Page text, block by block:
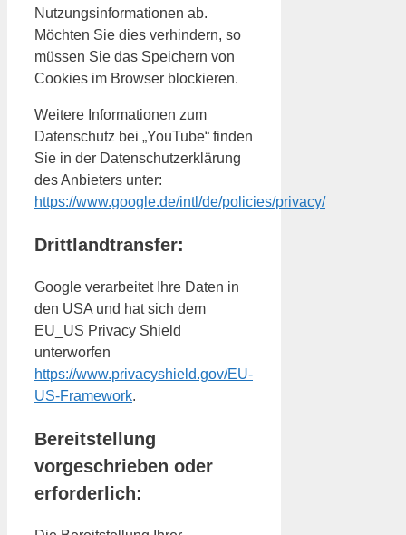
Nutzungsinformationen ab.
Möchten Sie dies verhindern, so
müssen Sie das Speichern von
Cookies im Browser blockieren.
Weitere Informationen zum
Datenschutz bei „YouTube“ finden
Sie in der Datenschutzerklärung
des Anbieters unter:
https://www.google.de/intl/de/policies/privacy/
Drittlandtransfer:
Google verarbeitet Ihre Daten in
den USA und hat sich dem
EU_US Privacy Shield
unterworfen
https://www.privacyshield.gov/EU-
US-Framework.
Bereitstellung
vorgeschrieben oder
erforderlich: